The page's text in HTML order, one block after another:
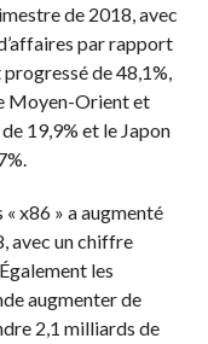
de 2018, avec
par rapport
de 48,1%,
Moyen-Orient et
19,9% et le Japon
x86 » a augmenté
avec un chiffre
les
augmenter de
2,1 milliards de